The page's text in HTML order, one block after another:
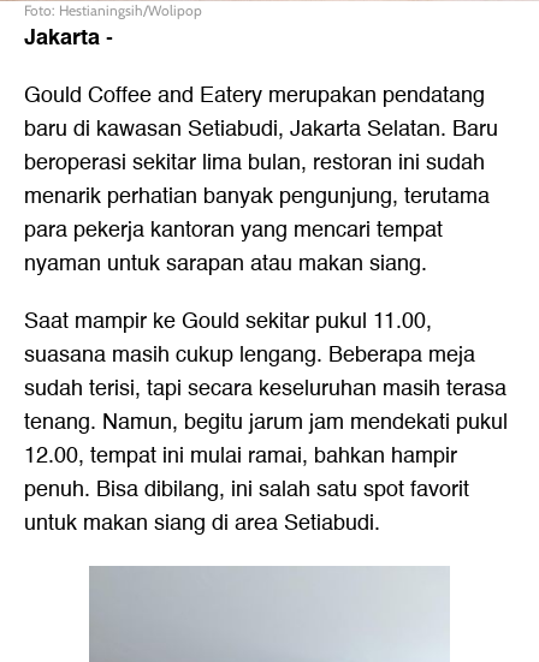
Foto: Hestianingsih/Wolipop
Jakarta-
Gould Coffee and Eatery merupakan pendatang
baru di kawasan Setiabudi, Jakarta Selatan. Baru
beroperasi sekitar lima bulan, restoran ini sudah
menarik perhatian banyak pengunjung, terutama
para pekerja kantoran yang mencari tempat
nyaman untuk sarapan atau makan siang.
Saat mampir ke Gould sekitar pukul 11.00,
suasana masih cukup lengang. Beberapa meja
sudah terisi, tapi secara keseluruhan masih terasa
tenang. Namun, begitu jarum jam mendekati pukul
12.00, tempat ini mulai ramai, bahkan hampir
penuh. Bisa dibilang, ini salah satu spot favorit
untuk makan siang di area Setiabudi.